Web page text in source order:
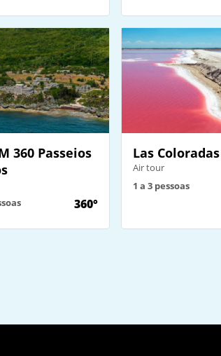
360 Passeios
360°
Las
Air tour
1 a 3 pessoas